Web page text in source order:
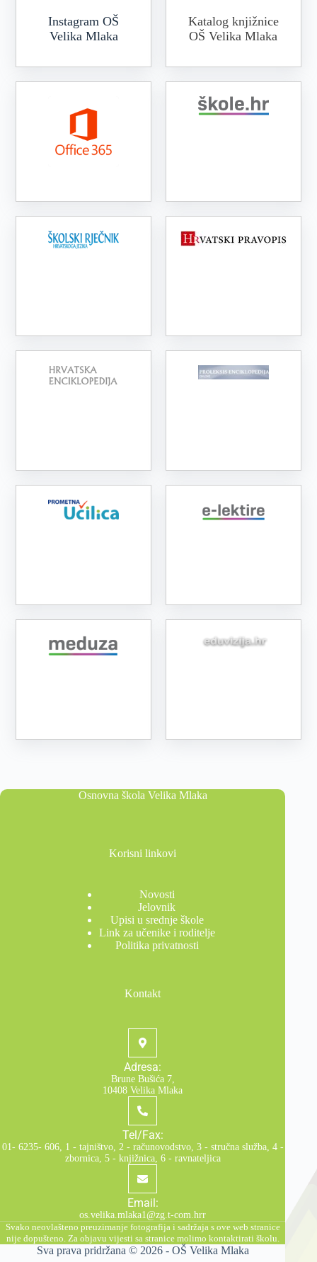
Instagram OŠ
Velika Mlaka
Katalog knjižnice
OŠ Velika Mlaka
Osnovna škola Velika Mlaka
Korisni linkovi
Novosti
Jelovnik
Upisi u srednje škole
Link za učenike i roditelje
Politika privatnosti
Kontakt
Adresa:
Brune Bušića 7,
10408 Velika Mlaka
Tel/Fax:
01- 6235- 606, 1 - tajništvo, 2 - računovodstvo, 3 - stručna služba, 4 -
zbornica, 5 - knjižnica, 6 - ravnateljica
Email:
os.velika.mlaka1@zg.t-com.hrr
Svako neovlašteno preuzimanje fotografija i sadržaja s ove web stranice
nije dopušteno. Za objavu vijesti sa stranice molimo kontaktirati školu.
Sva prava pridržana © 2026 - OŠ Velika Mlaka